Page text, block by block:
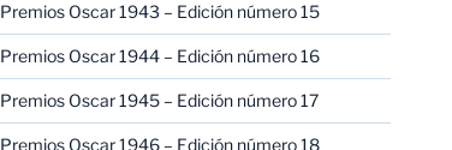
Premios Oscar 1943 – Edición número 15
Premios Oscar 1944 – Edición número 16
Premios Oscar 1945 – Edición número 17
Premios Oscar 1946 – Edición número 18